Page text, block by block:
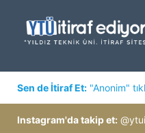
Sen de İtiraf Et: "Anonim"
Instagram'da takip et: